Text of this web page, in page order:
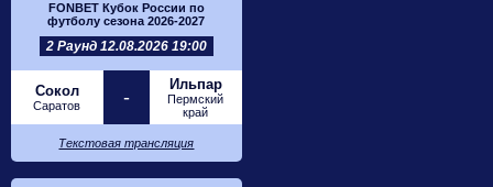
FONBET Кубок России по
футболу сезона 2026-2027
2 Раунд 12.08.2026 19:00
Сокол
Саратов -
Ильпар
Пермский
край
Текстовая трансляция